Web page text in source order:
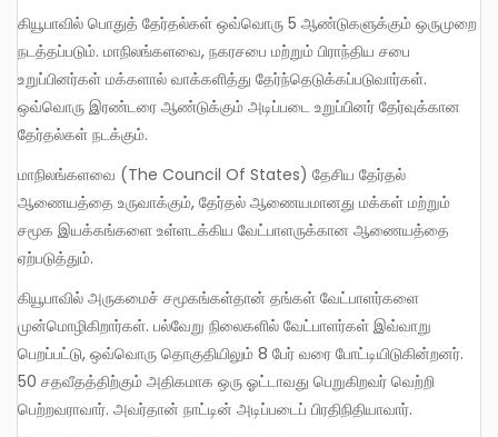
கியூபாவில் பொதுத் தேர்தல்கள் ஒவ்வொரு 5 ஆண்டுகளுக்கும் ஒருமுறை
நடத்தப்படும். மாநிலங்களவை, நகரசபை மற்றும் பிராந்திய சபை
உறுப்பினர்கள் மக்களால் வாக்களித்து தேர்ந்தெடுக்கப்படுவார்கள்.
ஒவ்வொரு இரண்டரை ஆண்டுக்கும் அடிப்படை உறுப்பினர் தேர்வுக்கான
தேர்தல்கள் நடக்கும்.
மாநிலங்களவை (The Council Of States) தேசிய தேர்தல்
ஆணையத்தை உருவாக்கும், தேர்தல் ஆணையமானது மக்கள் மற்றும்
சமூக இயக்கங்களை உள்ளடக்கிய வேட்பாளருக்கான ஆணையத்தை
ஏற்படுத்தும்.
கியூபாவில் அருகமைச் சமூகங்கள்தான் தங்கள் வேட்பாளர்களை
முன்மொழிகிறார்கள். பல்வேறு நிலைகளில் வேட்பாளர்கள் இவ்வாறு
பெறப்பட்டு, ஒவ்வொரு தொகுதியிலும் 8 பேர் வரை போட்டியிடுகின்றனர்.
50 சதவீதத்திற்கும் அதிகமாக ஒரு ஓட்டாவது பெறுகிறவர் வெற்றி
பெற்றவராவார். அவர்தான் நாட்டின் அடிப்படைப் பிரதிநிதியாவார்.